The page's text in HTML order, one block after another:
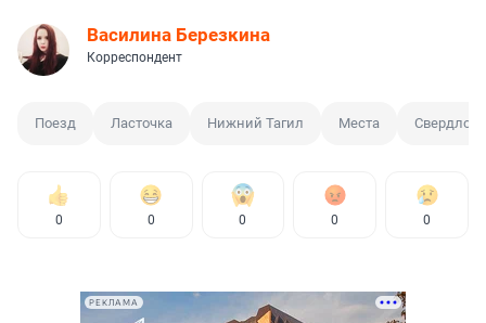
Василина Березкина
Корреспондент
Поезд Ласточка Нижний Тагил Места
0 0 0 0 0
РЕКЛАМА